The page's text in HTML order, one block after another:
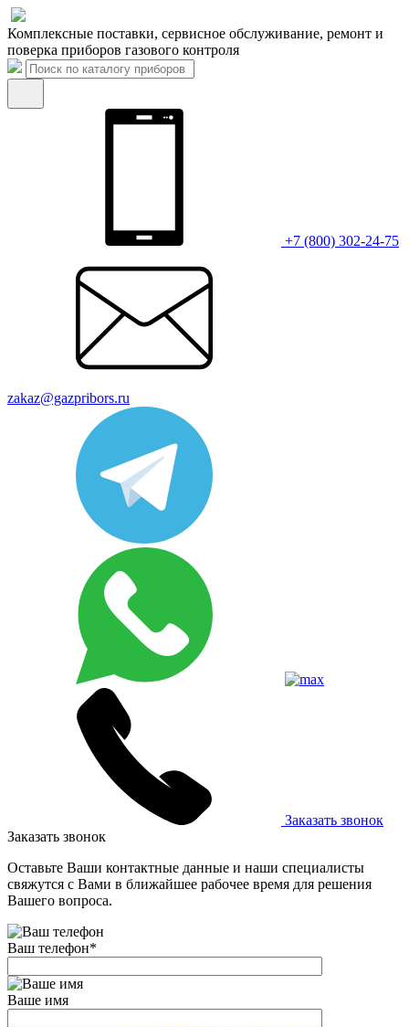
Комплексные поставки, сервисное обслуживание, ремонт и
поверка приборов газового контроля
+7 (800) 302-24-75
zakaz@gazpribors.ru
Заказать звонок
Заказать звонок
Оставьте Ваши контактные данные и наши специалисты
свяжутся с Вами в ближайшее рабочее время для решения
Вашего вопроса.
Ваш телефон*
Ваше имя